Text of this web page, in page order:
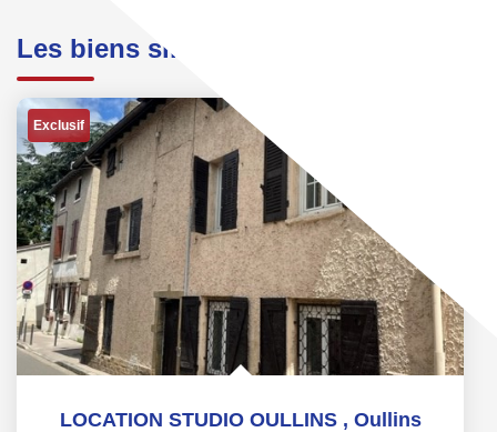
Les biens similaires
Exclusif
LOCATION STUDIO OULLINS , Oullins